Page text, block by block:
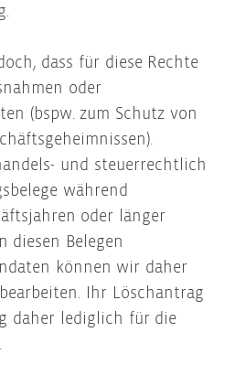
dass für diese Rechte
oder
(bspw. zum Schutz von
und steuerrechtlich
während
oder länger
diesen Belegen
können wir daher
Ihr Löschantrag
daher lediglich für die